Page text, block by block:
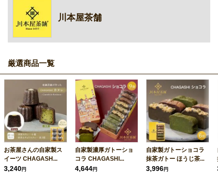
川本屋茶舗
厳選商品一覧
お茶屋さんの自家製ス
イーツ CHAGASH...
3,240円
自家製濃厚ガトーショ
コラ CHAGASHI...
4,644円
自家製ガトーショコラ
抹茶ガトー ほうじ茶...
3,996円